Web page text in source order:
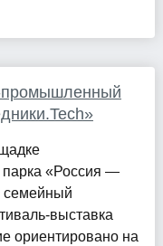
промышленный
парка «Россия —
семейный
выставка
ориентировано на